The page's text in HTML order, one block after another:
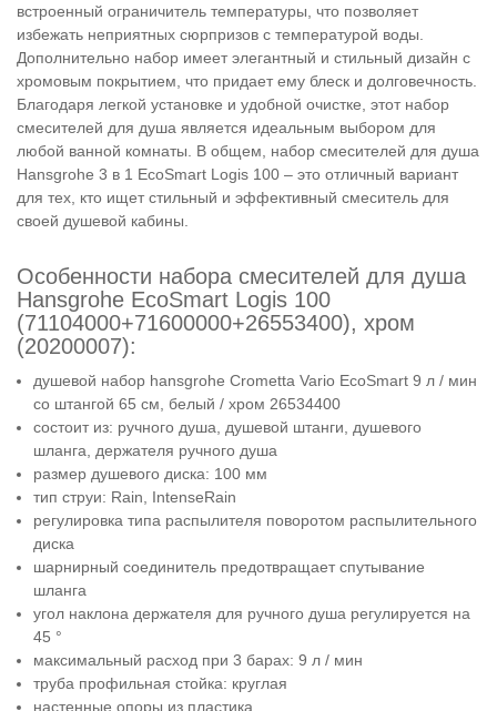
встроенный ограничитель температуры, что позволяет
избежать неприятных сюрпризов с температурой воды.
Дополнительно набор имеет элегантный и стильный дизайн с
хромовым покрытием, что придает ему блеск и долговечность.
Благодаря легкой установке и удобной очистке, этот набор
смесителей для душа является идеальным выбором для
любой ванной комнаты. В общем, набор смесителей для душа
Hansgrohe 3 в 1 EcoSmart Logis 100 – это отличный вариант
для тех, кто ищет стильный и эффективный смеситель для
своей душевой кабины.
Особенности набора смесителей для душа
Hansgrohe EcoSmart Logis 100
(71104000+71600000+26553400), хром
(20200007):
душевой набор hansgrohe Crometta Vario EcoSmart 9 л / мин
со штангой 65 см, белый / хром 26534400
состоит из: ручного душа, душевой штанги, душевого
шланга, держателя ручного душа
размер душевого диска: 100 мм
тип струи: Rain, IntenseRain
регулировка типа распылителя поворотом распылительного
диска
шарнирный соединитель предотвращает спутывание
шланга
угол наклона держателя для ручного душа регулируется на
45 °
максимальный расход при 3 барах: 9 л / мин
труба профильная стойка: круглая
настенные опоры из пластика